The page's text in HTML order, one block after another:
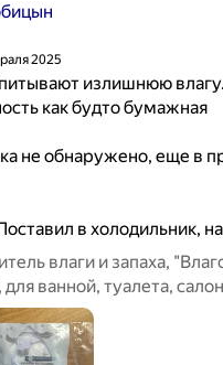
2025
излишнюю
как будто бумажная
не обнаружено, еще в
в холодильник,
влаги и запаха,
ванной, туалета,